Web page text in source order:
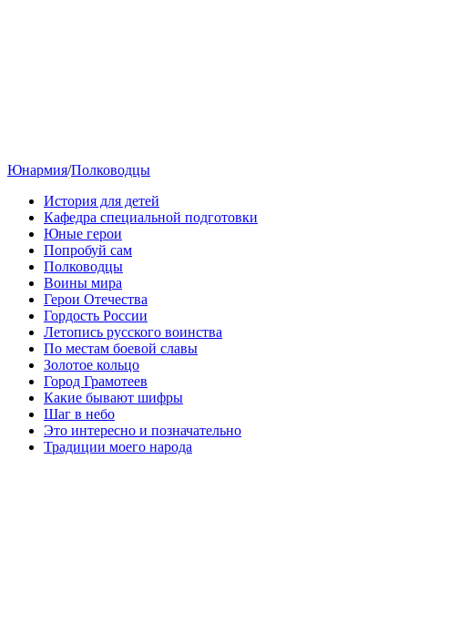
Юнармия/Полководцы
История для детей
Кафедра специальной подготовки
Юные герои
Попробуй сам
Полководцы
Воины мира
Герои Отечества
Гордость России
Летопись русского воинства
По местам боевой славы
Золотое кольцо
Город Грамотеев
Какие бывают шифры
Шаг в небо
Это интересно и позначательно
Традиции моего народа